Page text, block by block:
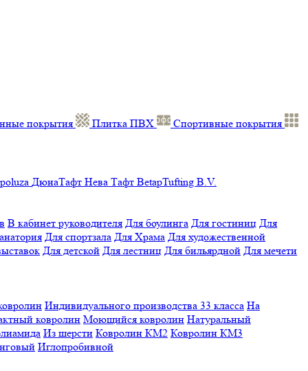
покрытия Плитка ПВХ
Спортивные покрытия
ДюнаТафт Нева Тафт BetapTufting B.V.
В кабинет руководителя Для боулинга Для гостиниц Для
Для спортзала Для Храма Для художественной
Для детской Для лестниц Для бильярдной Для мечети
Индивидуального производства 33 класса На
ковролин Моющийся ковролин Натуральный
Из шерсти Ковролин КМ2 Ковролин КМ3
Иглопробивной